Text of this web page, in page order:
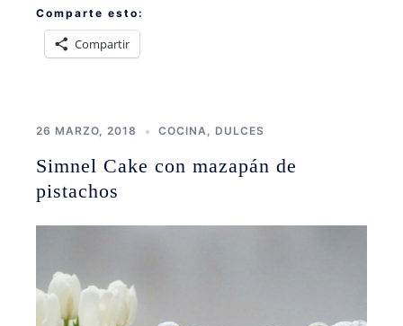
Comparte esto:
Compartir
26 MARZO, 2018 COCINA, DULCES
Simnel Cake con mazapán de
pistachos